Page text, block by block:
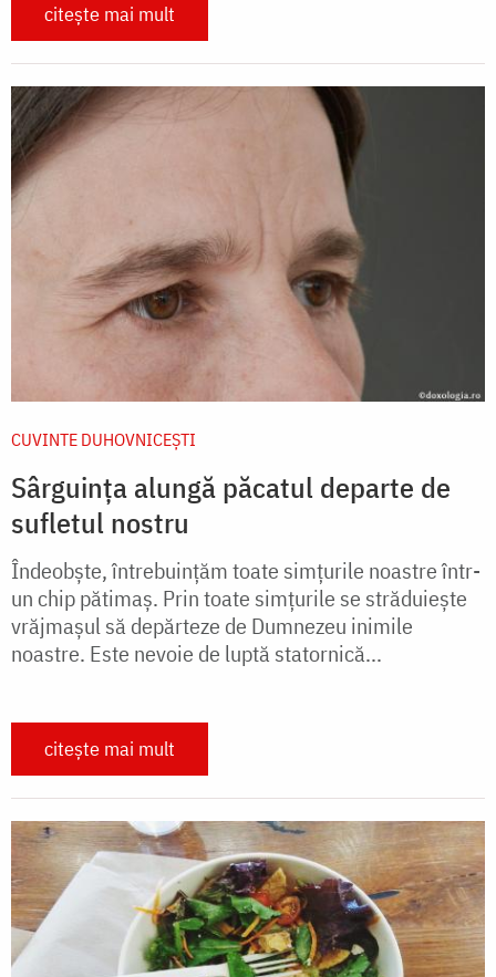
citește mai mult
CUVINTE DUHOVNICEȘTI
Sârguința alungă păcatul departe de
sufletul nostru
Îndeobște, întrebuințăm toate simțurile noastre într-
un chip pătimaș. Prin toate simțurile se străduiește
vrăjmașul să depărteze de Dumnezeu inimile
noastre. Este nevoie de luptă statornică...
citește mai mult